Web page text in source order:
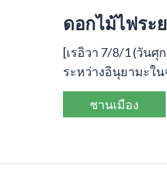
ดอกไม้ไฟระ
[เรอิวา 7/8/1 (วัน
ระหว่างอินุยามะใ
ชานเมือง